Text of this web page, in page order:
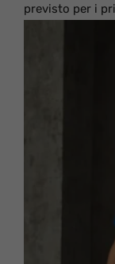
previsto per i